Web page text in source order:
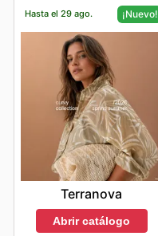
Hasta el 29 ago. ¡Nuevo!
Terranova
Abrir catálogo